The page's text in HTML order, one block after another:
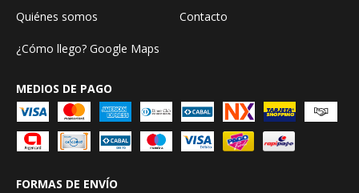
Quiénes somos
Contacto
¿Cómo llego? Google Maps
MEDIOS DE PAGO
FORMAS DE ENVÍO